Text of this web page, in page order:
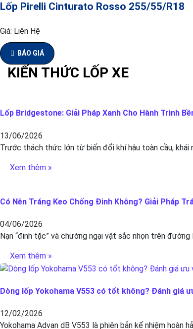
Lốp Pirelli Cinturato Rosso 255/55/R18
Giá: Liên Hệ
BÁO GIÁ
KIẾN THỨC LỐP XE
Lốp Bridgestone: Giải Pháp Xanh Cho Hành Trình
13/06/2026
Trước thách thức lớn từ biến đổi khí hậu toàn cầu, khái
Xem thêm »
Có Nên Tráng Keo Chống Đinh Không? Giải Pháp
04/06/2026
Nạn “đinh tặc” và chướng ngại vật sắc nhọn trên đường
Xem thêm »
Dòng lốp Yokohama V553 có tốt không? Đánh giá
12/02/2026
Yokohama Advan dB V553 là phiên bản kế nhiệm hoàn